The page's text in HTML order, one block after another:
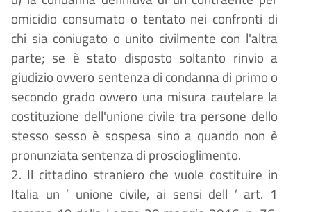
omicidio consumato o tentato nei confronti di
chi sia coniugato o unito civilmente con l'altra
parte; se è stato disposto soltanto rinvio a
giudizio ovvero sentenza di condanna di primo o
secondo grado ovvero una misura cautelare la
costituzione dell'unione civile tra persone dello
stesso sesso è sospesa sino a quando non è
pronunziata sentenza di proscioglimento.
2. Il cittadino straniero che vuole costituire in
Italia un ’ unione civile, ai sensi dell ’ art. 1